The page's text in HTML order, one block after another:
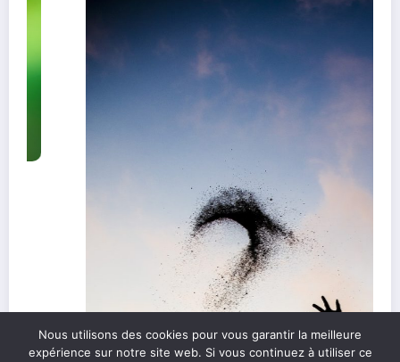
Nous utilisons des cookies pour vous garantir la meilleure
expérience sur notre site web. Si vous continuez à utiliser ce